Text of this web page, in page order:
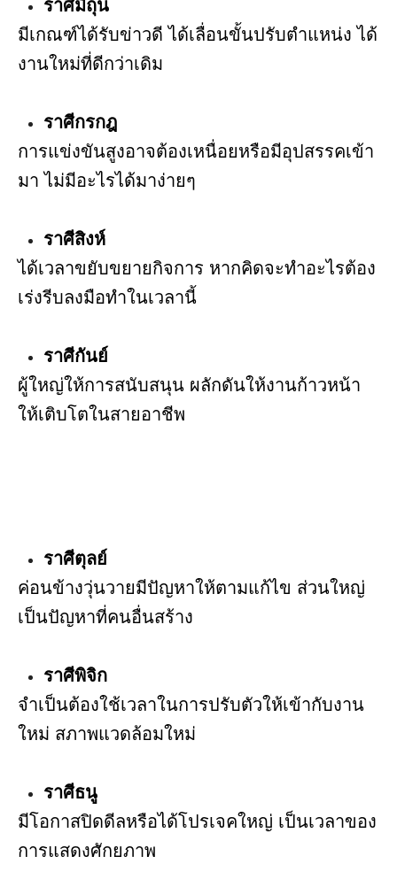
ราศีมิถุน
มีเกณฑ์ได้รับข่าวดี ได้เลื่อนขั้นปรับตำแหน่ง ได้
งานใหม่ที่ดีกว่าเดิม
ราศีกรกฎ
การแข่งขันสูงอาจต้องเหนื่อยหรือมีอุปสรรคเข้า
มา ไม่มีอะไรได้มาง่ายๆ
ราศีสิงห์
ได้เวลาขยับขยายกิจการ หากคิดจะทำอะไรต้อง
เร่งรีบลงมือทำในเวลานี้
ราศีกันย์
ผู้ใหญ่ให้การสนับสนุน ผลักดันให้งานก้าวหน้า
ให้เติบโตในสายอาชีพ
ราศีตุลย์
ค่อนข้างวุ่นวายมีปัญหาให้ตามแก้ไข ส่วนใหญ่
เป็นปัญหาที่คนอื่นสร้าง
ราศีพิจิก
จำเป็นต้องใช้เวลาในการปรับตัวให้เข้ากับงาน
ใหม่ สภาพแวดล้อมใหม่
ราศีธนู
มีโอกาสปิดดีลหรือได้โปรเจคใหญ่ เป็นเวลาของ
การแสดงศักยภาพ